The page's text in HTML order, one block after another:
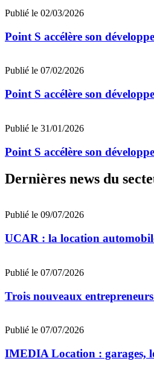
Publié le 02/03/2026
Point S accélère son
Publié le 07/02/2026
Point S accélère son
Publié le 31/01/2026
Point S accélère son
Dernières news du
Publié le 09/07/2026
UCAR : la location
Publié le 07/07/2026
Trois nouveaux
Publié le 07/07/2026
IMEDIA Location : garages,